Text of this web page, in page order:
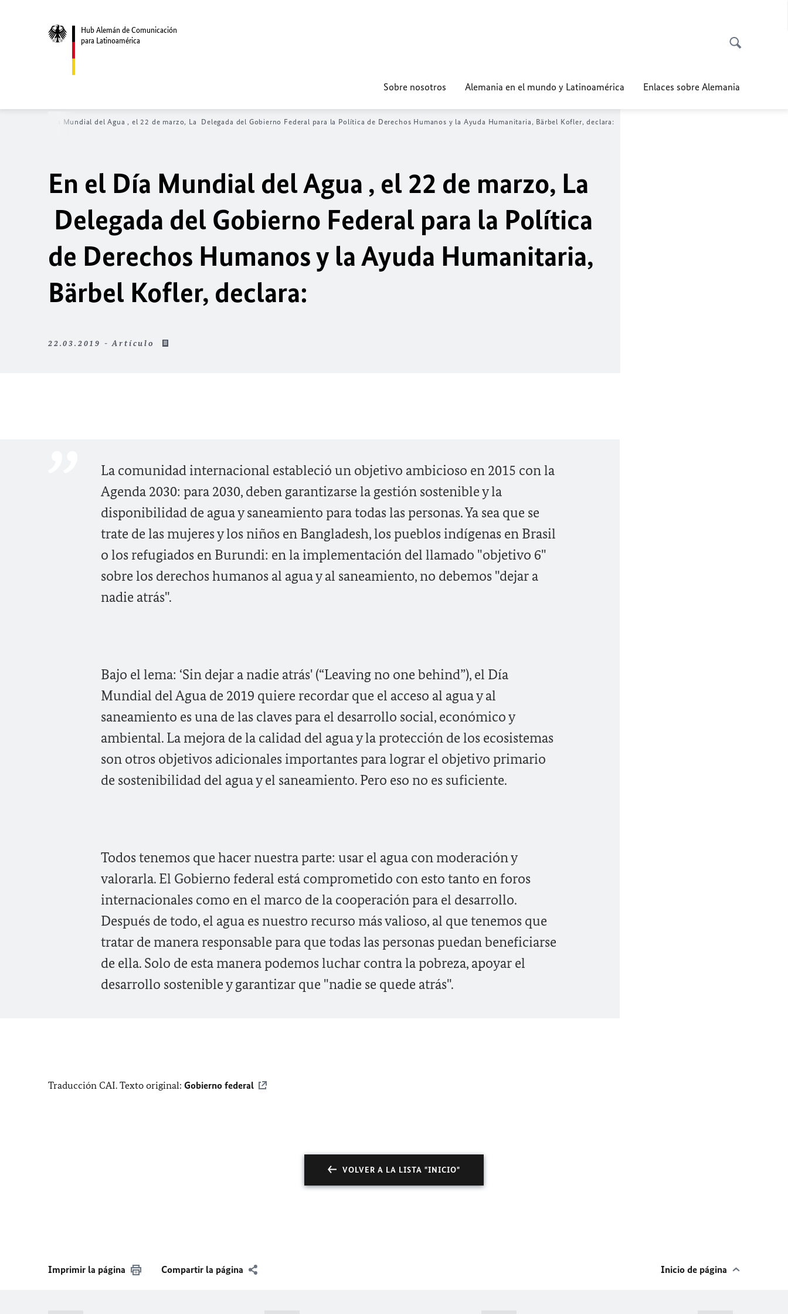
Hub Alemán de Comunicación
para Latinoamérica
Sobre nosotros Alemania en el mundo y Latinoamérica Enlaces sobre Alemania
En el Día Mundial del Agua , el 22 de marzo, La Delegada del Gobierno Federal para la Política de Derechos Humanos y la Ayuda Humanitaria, Bärbel Kofler, declara:
En el Día Mundial del Agua , el 22 de marzo, La
Delegada del Gobierno Federal para la Política
de Derechos Humanos y la Ayuda Humanitaria,
Bärbel Kofler, declara:
22.03.2019 - Artículo
La comunidad internacional estableció un objetivo ambicioso en 2015 con la
Agenda 2030: para 2030, deben garantizarse la gestión sostenible y la
disponibilidad de agua y saneamiento para todas las personas. Ya sea que se
trate de las mujeres y los niños en Bangladesh, los pueblos indígenas en Brasil
o los refugiados en Burundi: en la implementación del llamado "objetivo 6"
sobre los derechos humanos al agua y al saneamiento, no debemos "dejar a
nadie atrás".
Bajo el lema: ‘Sin dejar a nadie atrás' (“Leaving no one behind”), el Día
Mundial del Agua de 2019 quiere recordar que el acceso al agua y al
saneamiento es una de las claves para el desarrollo social, económico y
ambiental. La mejora de la calidad del agua y la protección de los ecosistemas
son otros objetivos adicionales importantes para lograr el objetivo primario
de sostenibilidad del agua y el saneamiento. Pero eso no es suficiente.
Todos tenemos que hacer nuestra parte: usar el agua con moderación y
valorarla. El Gobierno federal está comprometido con esto tanto en foros
internacionales como en el marco de la cooperación para el desarrollo.
Después de todo, el agua es nuestro recurso más valioso, al que tenemos que
tratar de manera responsable para que todas las personas puedan beneficiarse
de ella. Solo de esta manera podemos luchar contra la pobreza, apoyar el
desarrollo sostenible y garantizar que "nadie se quede atrás".
Traducción CAI. Texto original: Gobierno federal
VOLVER A LA LISTA "INICIO"
Imprimir la página Compartir la página Inicio de página